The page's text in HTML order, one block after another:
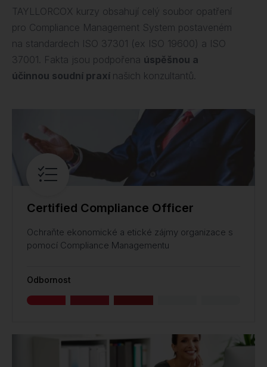
TAYLLORCOX kurzy obsahují celý soubor opatření
pro Compliance Management System postaveném
na standardech ISO 37301 (ex ISO 19600) a ISO
37001. Fakta jsou podpořena úspěšnou a
účinnou soudní praxí našich konzultantů.
Certified Compliance Officer
Ochraňte ekonomické a etické zájmy organizace s
pomocí Compliance Managementu
Odbornost